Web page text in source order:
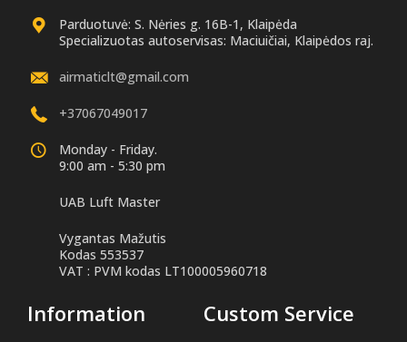
Parduotuvė: S. Nėries g. 16B-1, Klaipėda
Specializuotas autoservisas: Maciuičiai, Klaipėdos raj.
airmaticlt@gmail.com
+37067049017
Monday - Friday.
9:00 am - 5:30 pm
UAB Luft Master
Vygantas Mažutis
Kodas 553537
VAT : PVM kodas LT100005960718
Information Custom Service